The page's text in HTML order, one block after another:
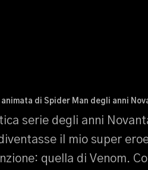
di Spider Man degli anni
serie degli anni
il mio super
quella di Venom.